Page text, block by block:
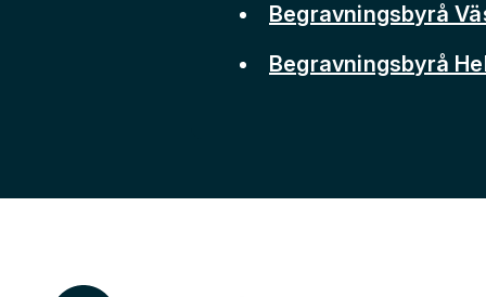
Begravningsbyrå
Begravningsbyrå